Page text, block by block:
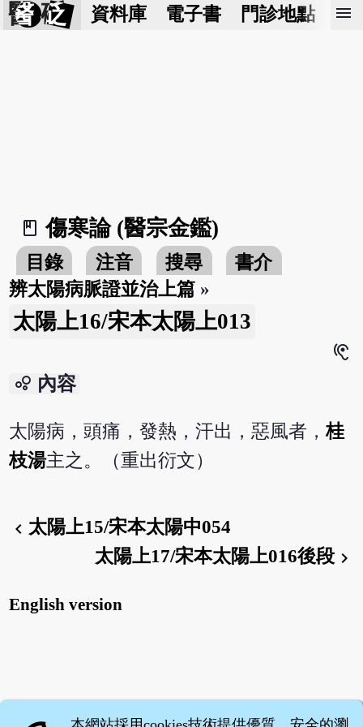
醫 砭 資料庫 電子書 門診地點 預
menu
book_2
傷寒論 (醫宗金鑑)
目錄 注音 搜尋
書介
辨太陽病脈證並治上篇 »
太陽上16/宋本太陽上013
hearing
bubble_chart 內容
太陽病，頭痛，發熱，汗出，惡風者，桂
枝湯主之。（重出衍文）
chevron_left太陽上15/宋本太陽中054
太陽上17/宋本太陽上016後段chevron_right
English version